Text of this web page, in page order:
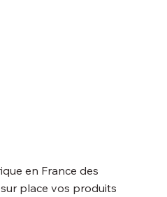
en France des
place vos produits